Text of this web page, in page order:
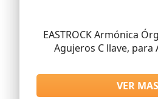
EASTROCK Armónica
Agujeros C llave, para
VER MAS